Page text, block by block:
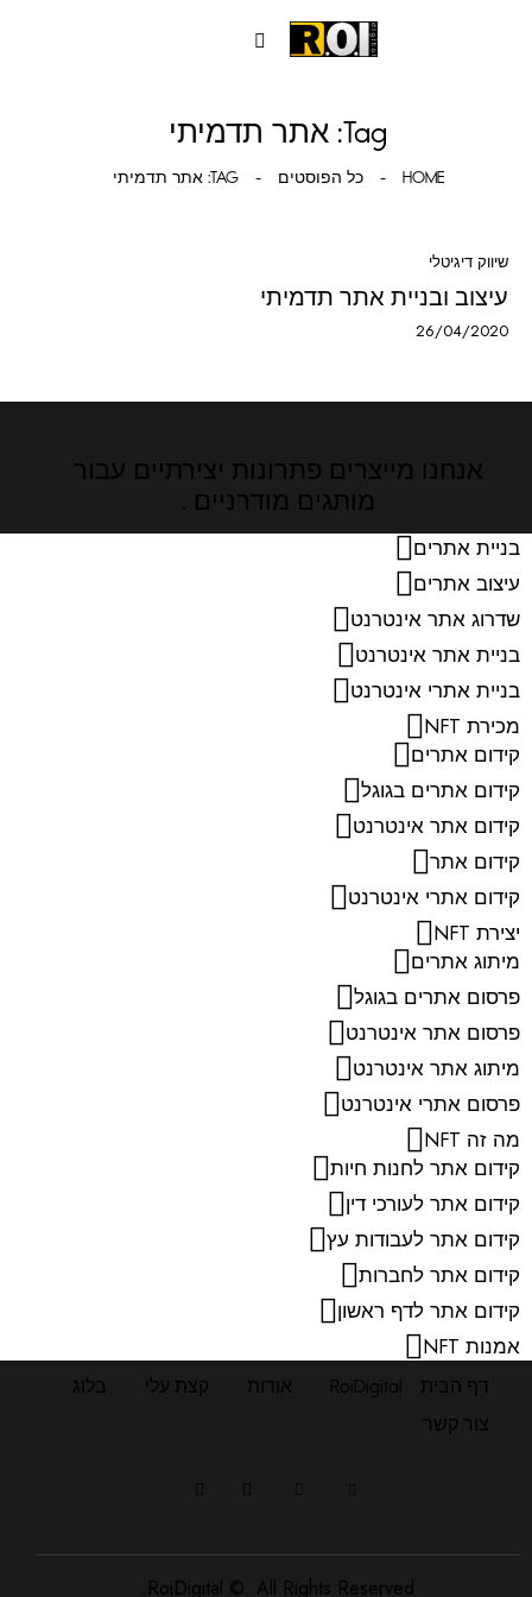
Tag: אתר תדמיתי
HOME כל הפוסטים TAG: אתר תדמיתי
שיווק דיגיטלי
עיצוב ובניית אתר תדמיתי
26/04/2020
אנחנו מייצרים פתרונות יצירתיים עבור
מותגים מודרניים .
בניית אתרים
עיצוב אתרים
שדרוג אתר אינטרנט
בניית אתר אינטרנט
בניית אתרי אינטרנט
מכירת NFT
קידום אתרים
קידום אתרים בגוגל
קידום אתר אינטרנט
קידום אתר
קידום אתרי אינטרנט
יצירת NFT
מיתוג אתרים
פרסום אתרים בגוגל
פרסום אתר אינטרנט
מיתוג אתר אינטרנט
פרסום אתרי אינטרנט
מה זה NFT
קידום אתר לחנות חיות
קידום אתר לעורכי דין
קידום אתר לעבודות עץ
קידום אתר לחברות
קידום אתר לדף ראשון
אמנות NFT
דף הבית RoiDigital אודות קצת עלי
בלוג
צור קשר
RoiDigital ©. All Rights Reserved.